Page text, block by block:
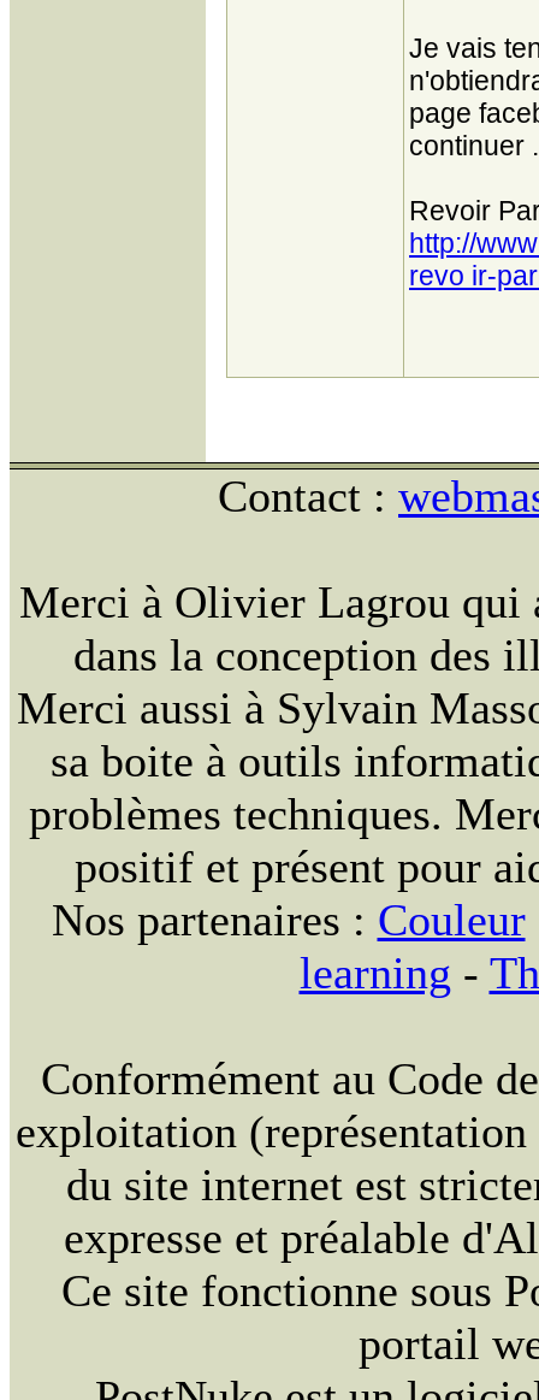
Je vais
page
continuer
Revoir
http://
revo ir-
Contact :
Merci à Olivier Lagrou qui
dans la conception des
Merci aussi à Sylvain
sa boite à outils
problèmes techniques.
positif et présent pour
Nos partenaires : Couleur
learning -
Conformément au Code
exploitation
du site internet est
expresse et préalable
Ce site fonctionne sous
portail